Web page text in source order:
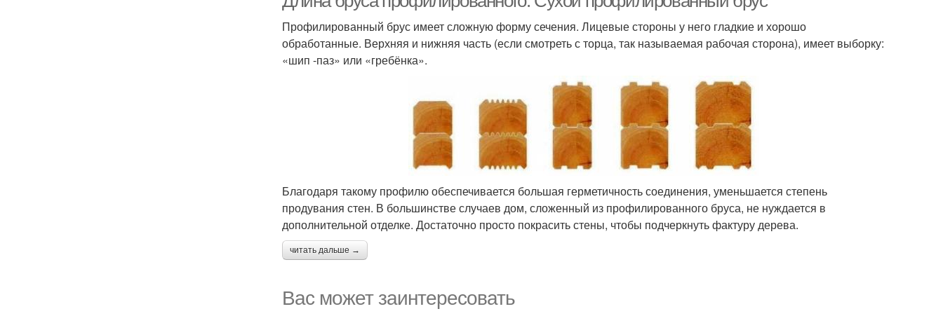
Профилированный брус имеет сложную форму сечения. Лицевые стороны у него гладкие и хорошо
обработанные. Верхняя и нижняя часть (если смотреть с торца, так называемая рабочая сторона), имеет выборку:
«шип -паз» или «гребёнка».
Благодаря такому профилю обеспечивается большая герметичность соединения, уменьшается степень
продувания стен. В большинстве случаев дом, сложенный из профилированного бруса, не нуждается в
дополнительной отделке. Достаточно просто покрасить стены, чтобы подчеркнуть фактуру дерева.
читать дальше →
Вас может заинтересовать